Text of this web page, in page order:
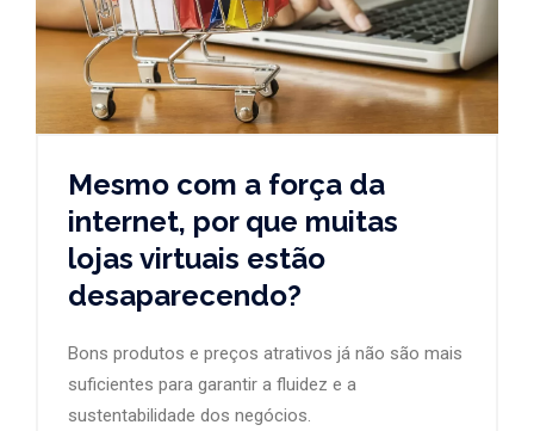
Mesmo com a força da
internet, por que muitas
lojas virtuais estão
desaparecendo?
Bons produtos e preços atrativos já não são mais
suficientes para garantir a fluidez e a
sustentabilidade dos negócios.